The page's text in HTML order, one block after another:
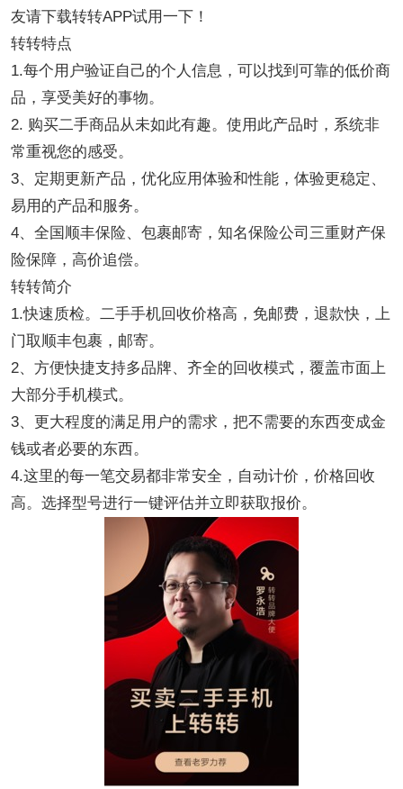
友请下载转转APP试用一下！
转转特点
1.每个用户验证自己的个人信息，可以找到可靠的低价商
品，享受美好的事物。
2. 购买二手商品从未如此有趣。使用此产品时，系统非
常重视您的感受。
3、定期更新产品，优化应用体验和性能，体验更稳定、
易用的产品和服务。
4、全国顺丰保险、包裹邮寄，知名保险公司三重财产保
险保障，高价追偿。
转转简介
1.快速质检。二手手机回收价格高，免邮费，退款快，上
门取顺丰包裹，邮寄。
2、方便快捷支持多品牌、齐全的回收模式，覆盖市面上
大部分手机模式。
3、更大程度的满足用户的需求，把不需要的东西变成金
钱或者必要的东西。
4.这里的每一笔交易都非常安全，自动计价，价格回收
高。选择型号进行一键评估并立即获取报价。